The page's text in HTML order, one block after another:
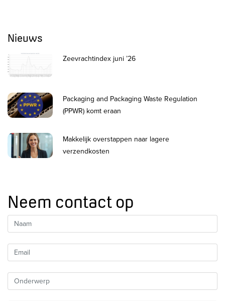
Nieuws
Zeevrachtindex juni ’26
Packaging and Packaging Waste Regulation
(PPWR) komt eraan
Makkelijk overstappen naar lagere
verzendkosten
Neem contact op